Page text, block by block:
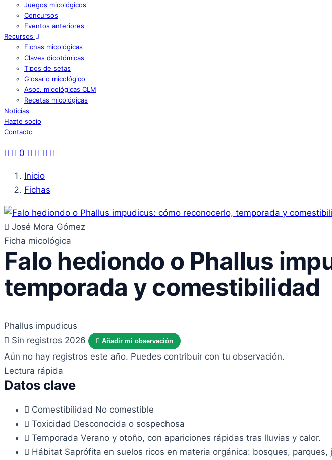
Juegos micológicos
Concursos
Eventos anteriores
Recursos
Fichas micológicas
Claves dicotómicas
Tipos de setas
Glosario micológico
Asoc. micológicas CLM
Recetas micológicas
Noticias
Hazte socio
Contacto
0
Inicio
Fichas
José Mora Gómez
Ficha micológica
Falo hediondo o Phallus
temporada y comestibilidad
Phallus impudicus
Sin registros 2026
Añadir mi observación
Aún no hay registros este año. Puedes contribuir con tu observación.
Lectura rápida
Datos clave
Comestibilidad No comestible
Toxicidad Desconocida o sospechosa
Temporada Verano y otoño, con apariciones rápidas tras lluvias y calor.
Hábitat Saprófita en suelos ricos en materia orgánica: bosques,